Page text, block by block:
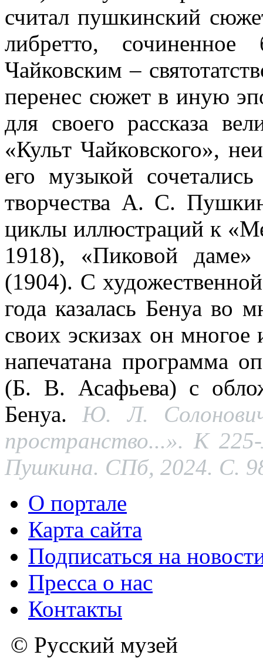
считал пушкинский
либретто,
Чайковским –
перенес сюжет в иную
для своего рассказа
«Культ Чайковского»,
его музыкой
творчества А. С.
циклы иллюстраций к
1918), «Пиковой даме»
(1904). С
года казалась Бенуа во
своих эскизах он
напечатана программа
(Б. В. Асафьева) c
Бенуа. Ю. Л.
пространство...». К
Пушкина. СПб, 2024. С.
О портале
Карта сайта
Подписаться на
Пресса о нас
Контакты
© Русский музей